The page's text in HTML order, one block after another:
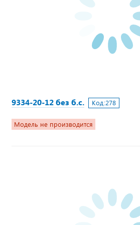
9334-20-12 без б.с. Код:278
Модель не производится